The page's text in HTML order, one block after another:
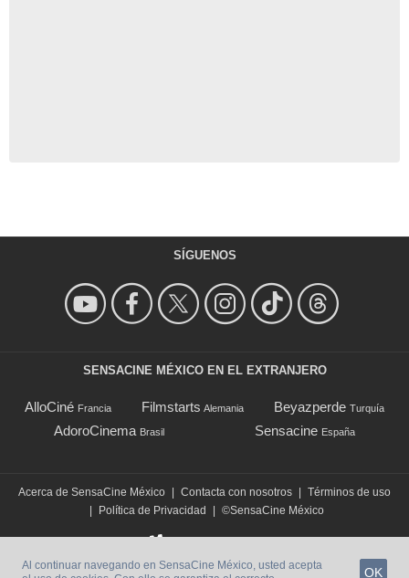
SÍGUENOS
SENSACINE MÉXICO EN EL EXTRANJERO
AlloCiné Francia Filmstarts Alemania Beyazperde Turquía
AdoroCinema Brasil Sensacine España
Acerca de SensaCine México Contacta con nosotros
Términos de uso
Política de Privacidad ©SensaCine México
Al continuar navegando en SensaCine México, usted acepta
OK